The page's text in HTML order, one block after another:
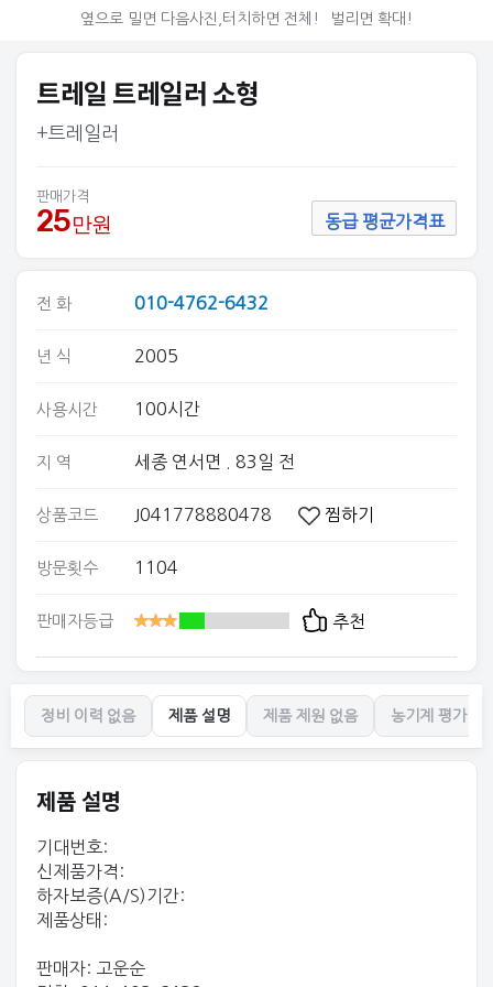
옆으로 밀면 다음사진,터치하면 전체! 벌리면 확대!
트레일 트레일러 소형
+트레일러
판매가격
25만원 동급 평균가격표
전 화 010-4762-6432
년 식 2005
사용시간 100시간
지 역 세종 연서면 . 83일 전
상품코드 J041778880478 찜하기
방문횟수 1104
판매자등급 추천
정비 이력 없음 제품 설명 제품 제원 없음 농기계 평가 없
제품 설명
기대번호:
신제품가격:
하자보증(A/S)기간:
제품상태:
판매자: 고운순